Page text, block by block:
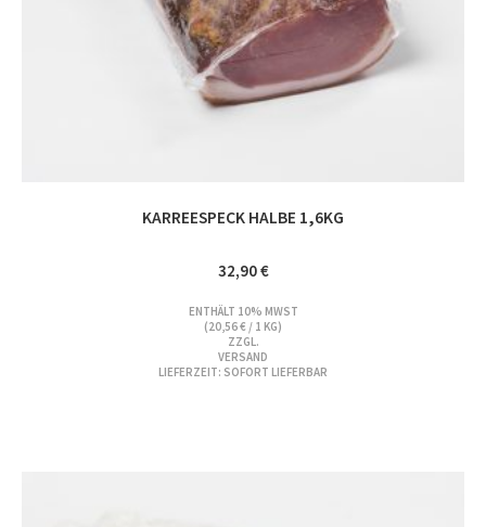
KARREESPECK HALBE 1,6KG
32,90€
ENTHÄLT 10% MWST
(20,56€ / 1 KG)
ZZGL.
VERSAND
LIEFERZEIT: SOFORT LIEFERBAR